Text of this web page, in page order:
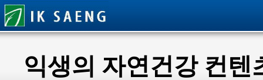
익생의 자연건강 컨텐